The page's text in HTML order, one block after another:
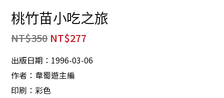
桃竹苗小吃之旅
NT$350 NT$277
出版日期：1996-03-06
作者：韋蜀遊主編
印刷：彩色